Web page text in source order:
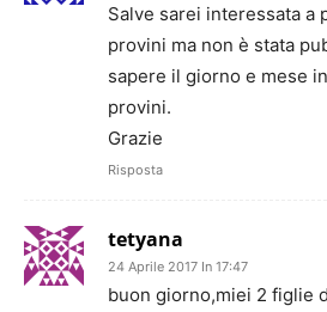
Salve sarei interessata a
provini ma non è stata
sapere il giorno e mese
provini.
Grazie
Risposta
tetyana
24 Aprile 2017 In 17:47
buon giorno,miei 2 figlie